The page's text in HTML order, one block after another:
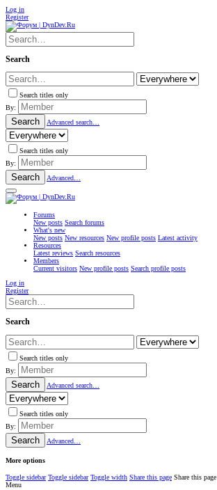
Log in
Register
Search
Search titles only
By:
Search Advanced search…
Search titles only
By:
Search Advanced…
Forums
New posts Search forums
What's new
New posts New resources New profile posts Latest activity
Resources
Latest reviews Search resources
Members
Current visitors New profile posts Search profile posts
Log in
Register
Search
Search titles only
By:
Search Advanced search…
Search titles only
By:
Search Advanced…
More options
Toggle sidebar Toggle sidebar Toggle width Share this page Share this page
Menu